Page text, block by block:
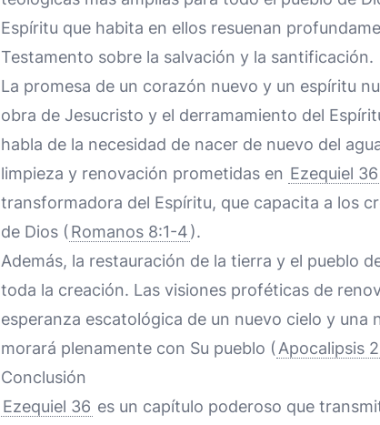
Espíritu que habita en ellos resuenan
Testamento sobre la salvación y la santificación.
La promesa de un corazón nuevo y un espíritu
obra de Jesucristo y el derramamiento del
habla de la necesidad de nacer de nuevo del
limpieza y renovación prometidas en Ezequiel 36
transformadora del Espíritu, que capacita a los
de Dios ( Romanos 8:1-4).
Además, la restauración de la tierra y el pueblo
toda la creación. Las visiones proféticas de
esperanza escatológica de un nuevo cielo y una
morará plenamente con Su pueblo ( Apocalipsis
Conclusión
Ezequiel 36 es un capítulo poderoso que